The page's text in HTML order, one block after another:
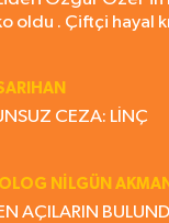
oldu . Çiftçi hayal
CEZA: LİNÇ
NILGÜN AKMAN
AÇILARIN